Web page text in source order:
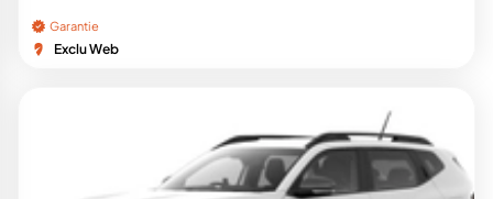
Garantie
Exclu Web